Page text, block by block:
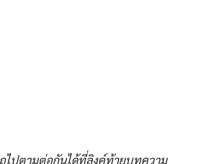
ไปตามต่อกันได้ที่ลิงค์ท้ายบทความ